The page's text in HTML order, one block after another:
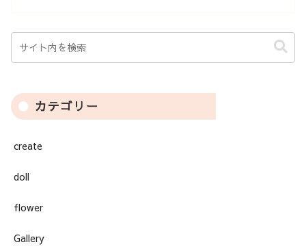
カテゴリー
create
doll
flower
Gallery